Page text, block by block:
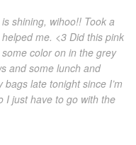
shining, wihoo!! Took a
helped me. <3 Did this pink
color on in the grey
and some lunch and
late tonight since I’m
I just have to go with the